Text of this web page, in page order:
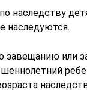
наследству
наследуются.
завещанию или